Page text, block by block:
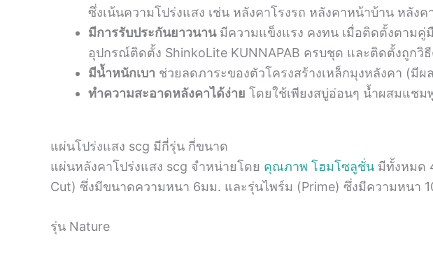
ซึ่งเน้นความโปร่งแสง เช่น หลังคาโรงรถ หลังคาหน้าบ้าน หลัง
มีการรับประกันยาวนานมีความแข็งแรง คงทน เมื่อติดตั้งตามคู่
อุปกรณ์ติดตั้ง ShinkoLite KUNNAPAB ครบชุด และติดตั้งถูกวิ
มีน้ำหนักเบา ช่วยลดภาระของตัวโครงสร้างเหล็กมุงหลังคา (มี
ทำความสะอาดหลังคาได้ง่าย โดยใช้เพียงสบู่อ่อนๆ น้ำผสมแช
แผ่นโปร่งแสง scg มีกี่รุ่น กี่ขนาด
แผ่นหลังคาโปร่งแสง scg จำหน่ายโดย คุณภาพ โฮมโซลูชั่น มีทั้งหมด
Cut) ซึ่งมีขนาดความหนา 6มม. และรุ่นไพร์ม (Prime) ซึ่งมีความหนา
รุ่น Nature